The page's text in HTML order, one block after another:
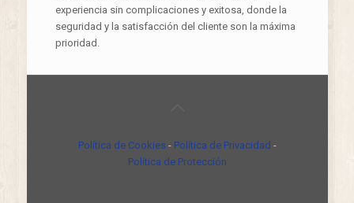
experiencia sin complicaciones y exitosa, donde la
seguridad y la satisfacción del cliente son la máxima
prioridad.
Política de Cookies- Política de Privacidad -
Política de Protección